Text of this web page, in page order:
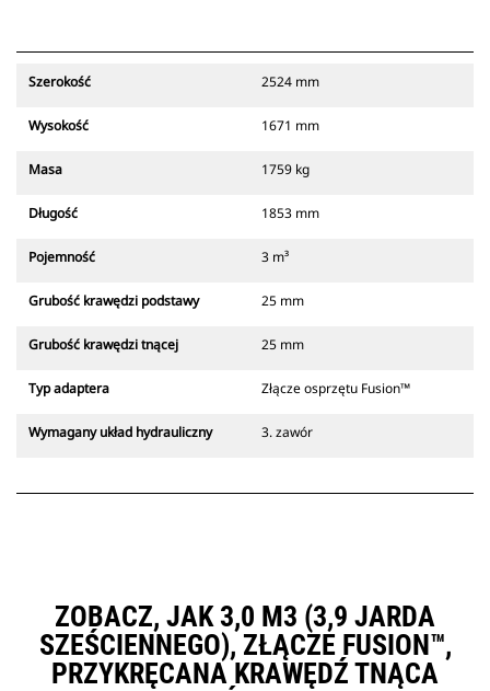
Szerokość 2524 mm
Wysokość 1671 mm
Masa 1759 kg
Długość 1853 mm
Pojemność 3 m³
Grubość krawędzi podstawy 25 mm
Grubość krawędzi tnącej 25 mm
Typ adaptera Złącze osprzętu Fusion™
Wymagany układ hydrauliczny 3. zawór
ZOBACZ, JAK 3,0 M3 (3,9 JARDA
SZEŚCIENNEGO), ZŁĄCZE FUSION™,
PRZYKRĘCANA KRAWĘDŹ TNĄCA